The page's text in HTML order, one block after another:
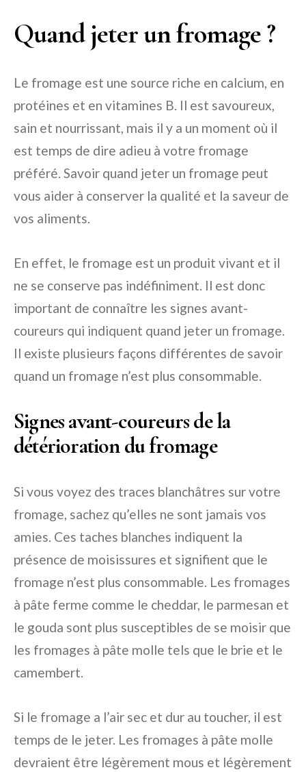
Quand jeter un fromage ?
Le fromage est une source riche en calcium, en
protéines et en vitamines B. Il est savoureux,
sain et nourrissant, mais il y a un moment où il
est temps de dire adieu à votre fromage
préféré. Savoir quand jeter un fromage peut
vous aider à conserver la qualité et la saveur de
vos aliments.
En effet, le fromage est un produit vivant et il
ne se conserve pas indéfiniment. Il est donc
important de connaître les signes avant-
coureurs qui indiquent quand jeter un fromage.
Il existe plusieurs façons différentes de savoir
quand un fromage n’est plus consommable.
Signes avant-coureurs de la
détérioration du fromage
Si vous voyez des traces blanchâtres sur votre
fromage, sachez qu’elles ne sont jamais vos
amies. Ces taches blanches indiquent la
présence de moisissures et signifient que le
fromage n’est plus consommable. Les fromages
à pâte ferme comme le cheddar, le parmesan et
le gouda sont plus susceptibles de se moisir que
les fromages à pâte molle tels que le brie et le
camembert.
Si le fromage a l’air sec et dur au toucher, il est
temps de le jeter. Les fromages à pâte molle
devraient être légèrement mous et légèrement